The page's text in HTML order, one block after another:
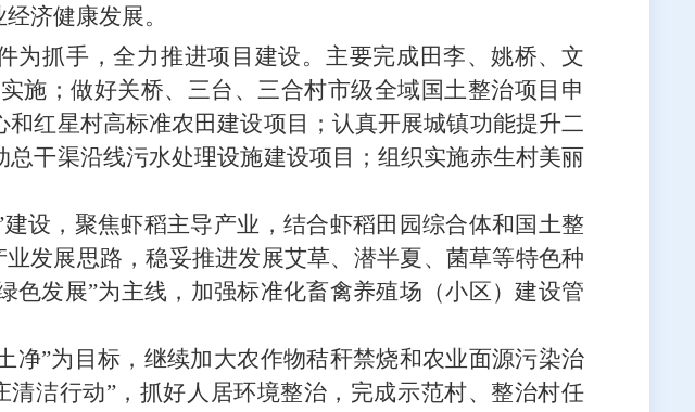
济健康发展。
为抓手，全力推进项目建设。主要完成田李、姚桥、文
施；做好关桥、三台、三合村市级全域国土整治项目申
红星村高标准农田建设项目；认真开展城镇功能提升二
干渠沿线污水处理设施建设项目；组织实施赤生村美丽
设，聚焦虾稻主导产业， 结合虾稻田园综合体和国土整
业发展思路，稳妥推进发展艾草、潜半夏、菌草等特色种
色发展”为主线， 加强标准化畜禽养殖场（小区）建设管
净”为目标，继续加大农作物秸秆禁烧和农业面源污染治
清洁行动”，抓好人居环境整治，完成示范村、整治村任